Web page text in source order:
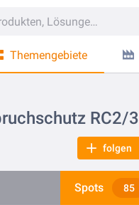
Themengebiete
RC2/3
folgen
Spots 85